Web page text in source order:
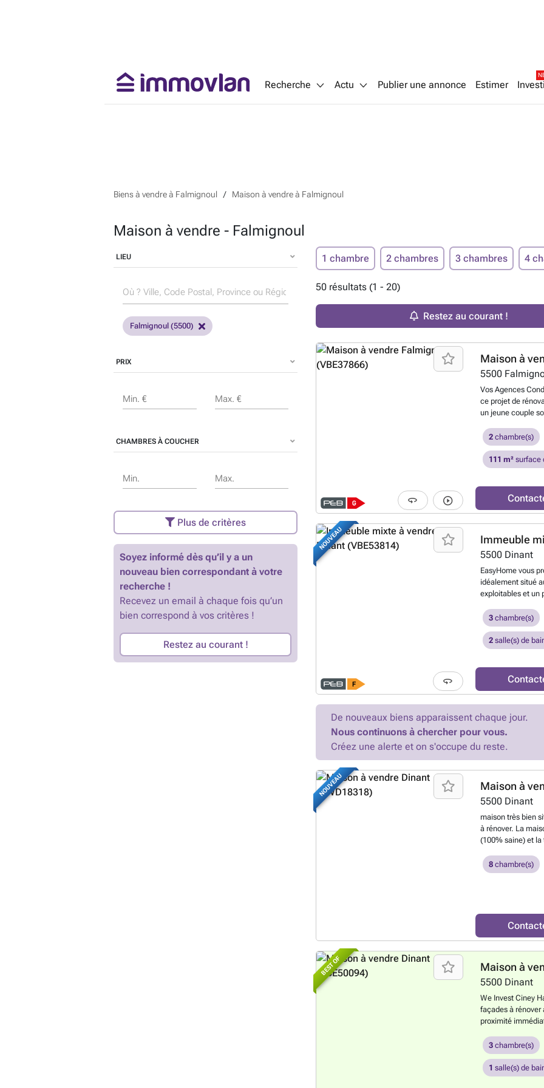
Recherche Actu Publier une annonce Estimer
Biens à vendre à Falmignoul Maison à vendre à Falmignoul
Maison à vendre - Falmignoul
LIEU
Falmignoul (5500)
PRIX
Min. € Max. €
CHAMBRES À COUCHER
Min. Max.
Plus de critères
Soyez informé dès qu’il y a un
nouveau bien correspondant à votre
recherche !
Recevez un email à chaque fois qu’un
bien correspond à vos critères !
Restez au courant !
1 chambre 2 chambres 3 chambres 4
50 résultats (1 - 20)
Restez au courant !
Maison à
5500
Vos Agences
ce projet de
un jeune couple
environnement
potentiel
développe une
exploitable de
de 50 m²
propice à
avec terrasse
Composition : -
aménageable de
atouts : projet
personnalisation.
2 chambre(s)
111 m² surface
NOUVEAU Immeuble
5500 Dinant
EasyHome vous
idéalement situé
exploitables et un
surface
accès direct aux
avec plus de 100
idéal pour
indépendant. À
nombreuses
propose un
en troisième
chaussée
œuvre de votre
opportunité
sans attendre.
savoir plus ?
3 chambre(s)
2 salle(s) de
De nouveaux biens apparaissent chaque jour.
Nous continuons à chercher pour vous.
Créez une alerte et on s'occupe du reste.
NOUVEAU Maison à
5500 Dinant
maison très bien
à rénover. La
(100% saine) et
savoir plus ?
8 chambre(s)
BEST OF Maison à
5500 Dinant
We Invest Ciney
façades à
proximité
potentiel
d’un petit hall
cuisine, d’un WC
terrasse et le
3 chambre(s)
1 salle(s) de